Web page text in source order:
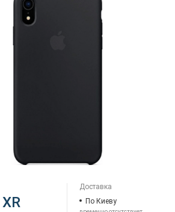
Доставка
По Киеву